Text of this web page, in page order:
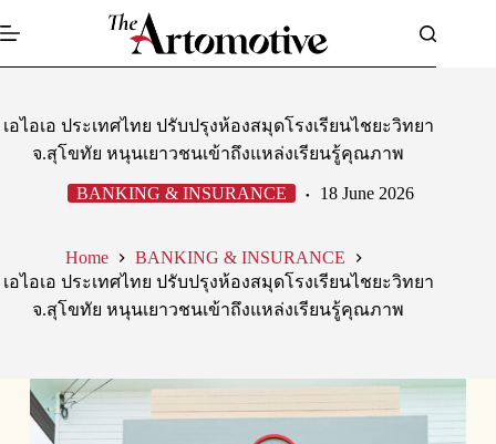
to
เอไอเอ ประเทศไทย ปรับปรุงห้องสมุดโรงเรียนไชยะวิทยา
จ.สุโขทัย หนุนเยาวชนเข้าถึงแหล่งเรียนรู้คุณภาพ
BANKING & INSURANCE 18 June 2026
Home
BANKING & INSURANCE
เอไอเอ ประเทศไทย ปรับปรุงห้องสมุดโรงเรียนไชยะวิทยา
จ.สุโขทัย หนุนเยาวชนเข้าถึงแหล่งเรียนรู้คุณภาพ